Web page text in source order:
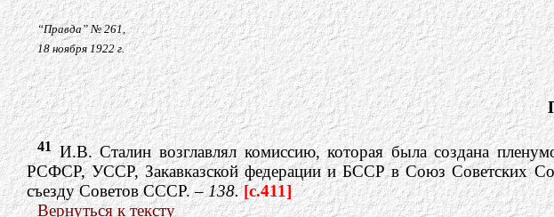
“Правда” № 261,
18 ноября 1922 г.
41И.В. Сталин возглавлял комиссию, которая была создана
РСФСР, УССР, Закавказской федерации и БССР в Союз Советских
съезду Советов СССР. –138.[c.411]
Вернуться к тексту